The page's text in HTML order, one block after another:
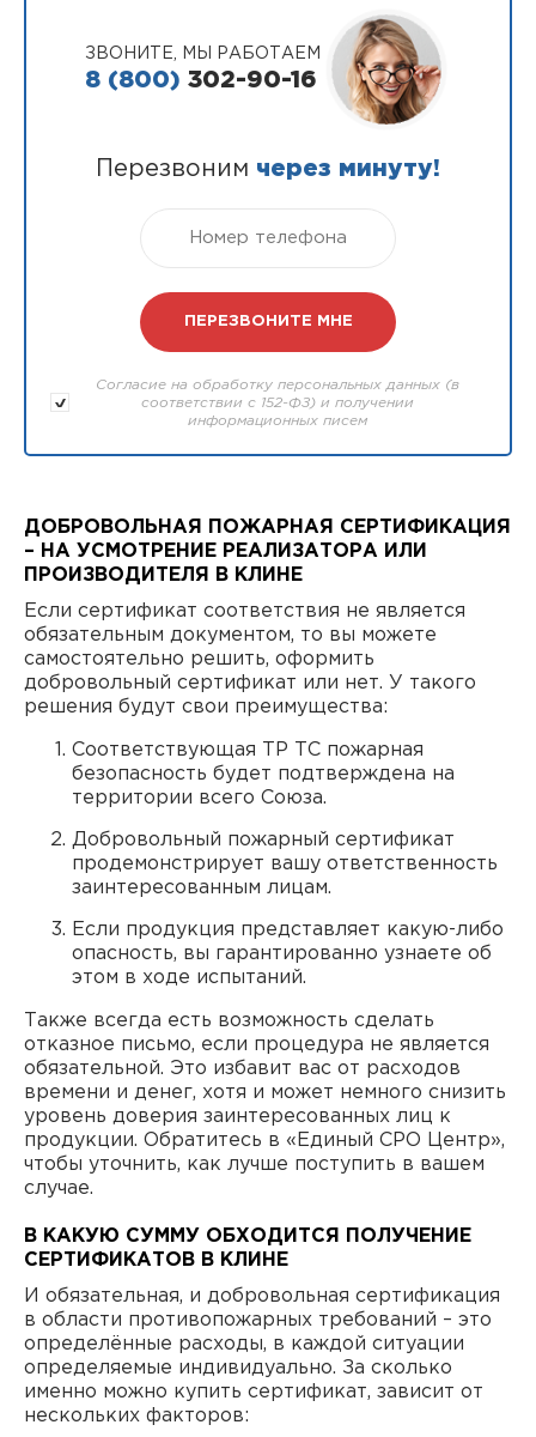
ЗВОНИТЕ, МЫ РАБОТАЕМ
8 (800) 302-90-16
Перезвоним через минуту!
Согласие на обработку персональных данных (в
соответствии с 152-ФЗ) и получении
информационных писем
ДОБРОВОЛЬНАЯ ПОЖАРНАЯ СЕРТИФИКАЦИЯ
– НА УСМОТРЕНИЕ РЕАЛИЗАТОРА ИЛИ
ПРОИЗВОДИТЕЛЯ В КЛИНЕ
Если сертификат соответствия не является
обязательным документом, то вы можете
самостоятельно решить, оформить
добровольный сертификат или нет. У такого
решения будут свои преимущества:
Соответствующая ТР ТС пожарная
безопасность будет подтверждена на
территории всего Союза.
Добровольный пожарный сертификат
продемонстрирует вашу ответственность
заинтересованным лицам.
Если продукция представляет какую-либо
опасность, вы гарантированно узнаете об
этом в ходе испытаний.
Также всегда есть возможность сделать
отказное письмо, если процедура не является
обязательной. Это избавит вас от расходов
времени и денег, хотя и может немного снизить
уровень доверия заинтересованных лиц к
продукции. Обратитесь в «Единый СРО Центр»,
чтобы уточнить, как лучше поступить в вашем
случае.
В КАКУЮ СУММУ ОБХОДИТСЯ ПОЛУЧЕНИЕ
СЕРТИФИКАТОВ В КЛИНЕ
И обязательная, и добровольная сертификация
в области противопожарных требований – это
определённые расходы, в каждой ситуации
определяемые индивидуально. За сколько
именно можно купить сертификат, зависит от
нескольких факторов: